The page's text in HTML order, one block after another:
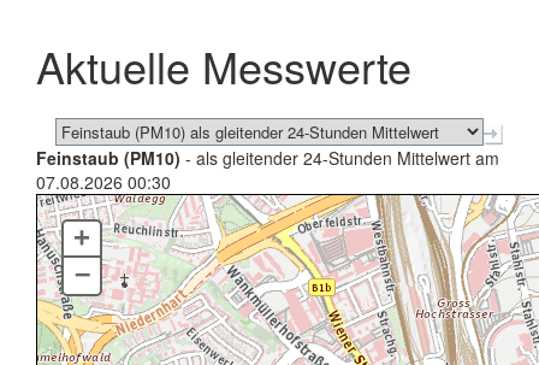
schließen
Aktuelle Messwerte
Feinstaub (PM10) - als gleitender 24-Stunden Mittelwert am
07.08.2026 00:30
+
–